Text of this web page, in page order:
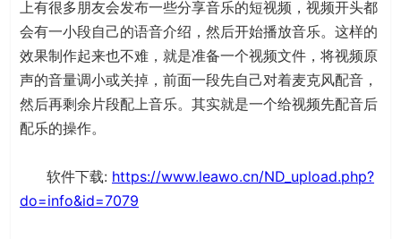
上有很多朋友会发布一些分享音乐的短视频，视频开头都
会有一小段自己的语音介绍，然后开始播放音乐。这样的
效果制作起来也不难，就是准备一个视频文件，将视频原
声的音量调小或关掉，前面一段先自己对着麦克风配音，
然后再剩余片段配上音乐。其实就是一个给视频先配音后
配乐的操作。
软件下载: https://www.leawo.cn/ND_upload.php?
do=info&id=7079